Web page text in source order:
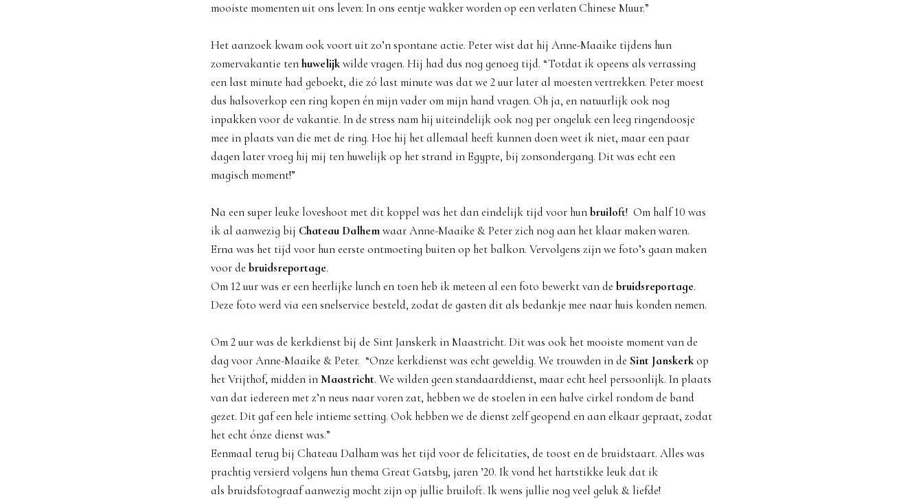
mooiste momenten uit ons leven: In ons eentje wakker worden op een verlaten Chinese Muur.”
Het aanzoek kwam ook voort uit zo’n spontane actie. Peter wist dat hij Anne-Maaike tijdens hun
zomervakantie tenhuwelijkwilde vragen. Hij had dus nog genoeg tijd. “Totdat ik opeens als verrassing
een last minute had geboekt, die zó last minute was dat we 2 uur later al moesten vertrekken. Peter moest
dus halsoverkop een ring kopen én mijn vader om mijn hand vragen. Oh ja, en natuurlijk ook nog
inpakken voor de vakantie. In de stress nam hij uiteindelijk ook nog per ongeluk een leeg ringendoosje
mee in plaats van die met de ring. Hoe hij het allemaal heeft kunnen doen weet ik niet, maar een paar
dagen later vroeg hij mij ten huwelijk op het strand in Egypte, bij zonsondergang. Dit was echt een
magisch moment!”
Na een super leuke loveshoot met dit koppel was het dan eindelijk tijd voor hunbruiloft! Om half 10 was
ik al aanwezig bij Chateau Dalhemwaar Anne-Maaike & Peter zich nog aan het klaar maken waren.
Erna was het tijd voor hun eerste ontmoeting buiten op het balkon. Vervolgens zijn we foto’s gaan maken
voor de bruidsreportage.
Om 12 uur was er een heerlijke lunch en toen heb ik meteen al een foto bewerkt van de bruidsreportage.
Deze foto werd via een snelservice besteld, zodat de gasten dit als bedankje mee naar huis konden nemen.
Om 2 uur was de kerkdienst bij de Sint Janskerk in Maastricht. Dit was ook het mooiste moment van de
dag voor Anne-Maaike & Peter. “Onze kerkdienst was echt geweldig. We trouwden in de Sint Janskerkop
het Vrijthof, midden inMaastricht. We wilden geen standaarddienst, maar echt heel persoonlijk. In plaats
van dat iedereen met z’n neus naar voren zat, hebben we de stoelen in een halve cirkel rondom de band
gezet. Dit gaf een hele intieme setting. Ook hebben we de dienst zelf geopend en aan elkaar gepraat, zodat
het echt ónze dienst was.”
Eenmaal terug bij Chateau Dalham was het tijd voor de felicitaties, de toost en de bruidstaart. Alles was
prachtig versierd volgens hun thema Great Gatsby, jaren ’20. Ik vond het hartstikke leuk dat ik
als bruidsfotograaf aanwezig mocht zijn op jullie bruiloft. Ik wens jullie nog veel geluk & liefde!